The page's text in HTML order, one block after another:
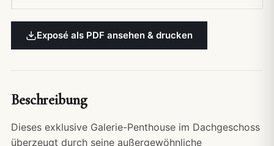
Exposé als PDF ansehen & drucken
Beschreibung
Dieses exklusive Galerie-Penthouse im Dachgeschoss
überzeugt durch seine außergewöhnliche